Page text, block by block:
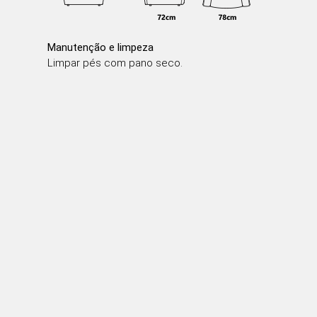
Manutenção e limpeza
Limpar pés com pano seco.